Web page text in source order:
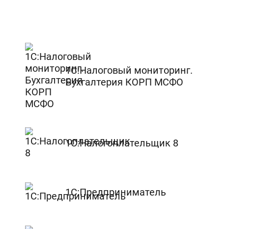
1C:Налоговый мониторинг.
Бухгалтерия КОРП МСФО
1С:Налогоплательщик 8
1С:Предприниматель